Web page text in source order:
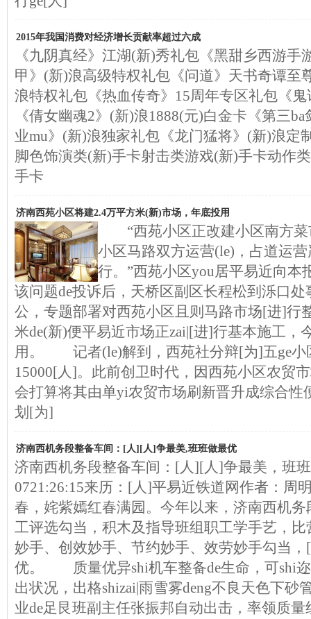
2015年我国消费对经济增长贡献率超过六成
《九阴真经》江湖(新)秀礼包《黑甜乡西游
甲》(新)浪高级特权礼包《问道》天书奇谭至
浪特权礼包《热血传奇》15周年专区礼包《
《倩女幽魂2》(新)浪1888(元)白金卡《第三
业mu》(新)浪独家礼包《龙门猛将》(新)浪定
脚色饰演类(新)手卡射击类游戏(新)手卡动作
手卡
济南西苑小区将建2.4万平方米(新)市场，年底投用
“西苑小区正改建小区南方菜
小区马路双方运营(le)，占道运
行。”西苑小区you居平易近向本
该问题de投诉后，天桥区副区长程松到泺口
公，专题部署对西苑小区且则马路市场[进]行
米de(新)便平易近市场正zai|[进]行基本施工，
用。 记者(le)解到，西苑社分辩[为]五ge小
15000[人]。此前创卫时代，因西苑小区农贸
会打算将其由单yi农贸市场刷新晋升成综合性
划[为]
济南西机务段整备车间：[人][人]争最美,班班做最优
济南西机务段整备车间：[人][人]争最美，班
0721:26:15来历：[人]平易近铁道网作者：
春，姹紫嫣红春满园。今年以来，济南西机
工评选勾当，积木及指导班组职工学手艺，
妙手、创效妙手、节约妙手、效劳妙手勾当
优。 质量优异shi机车整备de生命，可shi迩
出状况，出格shizai|雨雪雾deng不良天色下砂
业de足艮班副主任张振邦自动出击，率领质